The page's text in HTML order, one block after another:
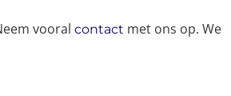
vooral contact met ons op. We